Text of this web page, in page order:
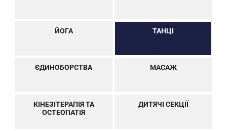
ЙОГА ТАНЦІ
ЄДИНОБОРСТВА МАСАЖ
КІНЕЗІТЕРАПІЯ ТА
ОСТЕОПАТІЯ
ДИТЯЧІ СЕКЦІЇ